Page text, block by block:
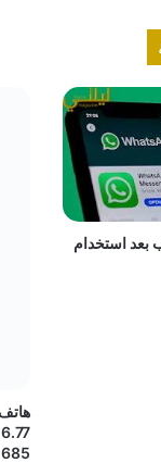
بعد استخدام
685